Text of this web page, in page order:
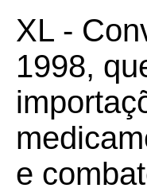
XL -
1998,
e